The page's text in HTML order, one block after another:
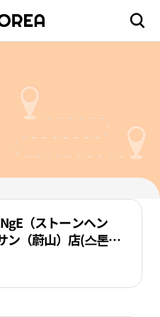
（ストーンヘン
ン（蔚山）店(스톤헨